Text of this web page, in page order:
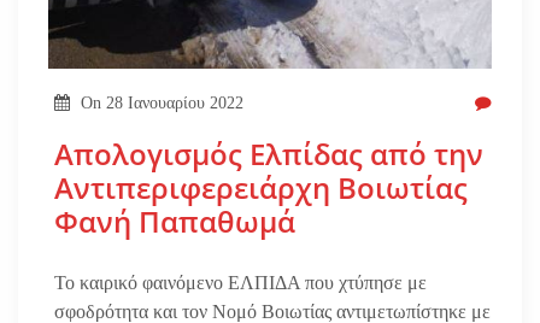
On 28 Ιανουαρίου 2022
Απολογισμός Ελπίδας από την
Αντιπεριφερειάρχη Βοιωτίας
Φανή Παπαθωμά
Το καιρικό φαινόμενο ΕΛΠΙΔΑ που χτύπησε με
σφοδρότητα και τον Νομό Βοιωτίας αντιμετωπίστηκε με